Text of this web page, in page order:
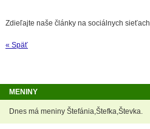
Zdieľajte naše články na sociálnych sieťach
« Späť
MENINY
Dnes má meniny Štefánia,Štefka,Števka.